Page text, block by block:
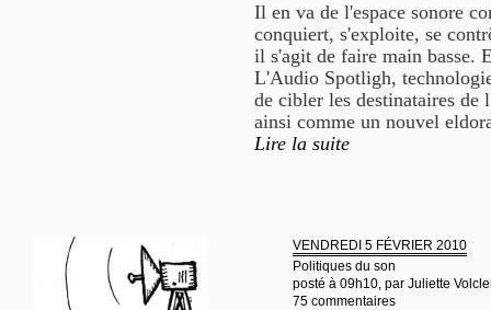
Il en va de l'espace sonore
conquiert, s'exploite, se
il s'agit de faire main basse.
L'Audio Spotligh,
de cibler les destinataires de
ainsi comme un nouvel
Lire la suite
VENDREDI 5 FÉVRIER 2010
Politiques du son
posté à 09h10, par Juliette
75 commentaires